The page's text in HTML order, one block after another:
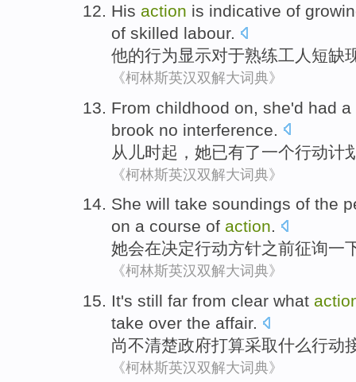
His action is indicative of
of skilled labour.
他的行为显示对于熟练工人 短缺
《柯林斯英汉双解大词典》
From childhood on, she'd had a
brook no interference
从 儿时起， 她已有了一个行动计
《柯林斯英汉双解大词典》
She will take soundings of the
on a course of action.
她会在决定行动方针之前征询一
《柯林斯英汉双解大词典》
It's still far from clear what
take over the affair.
尚不清楚政府打算采取什么行动
《柯林斯英汉双解大词典》